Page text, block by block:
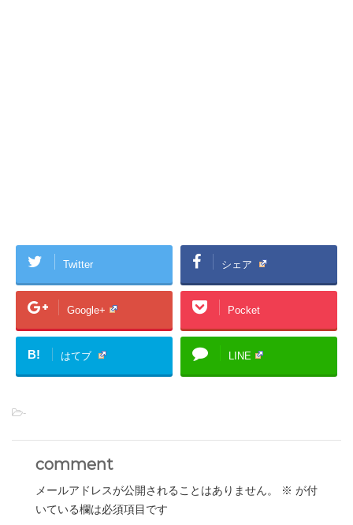
Twitter シェア
Google+ Pocket
B! はてブ LINE
-
comment
メールアドレスが公開されることはありません。 ※ が付
いている欄は必須項目です